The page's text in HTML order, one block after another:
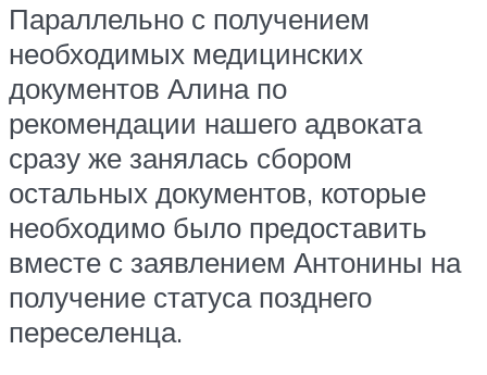
Параллельно с получением
необходимых медицинских
документов Алина по
рекомендации нашего адвоката
сразу же занялась сбором
остальных документов, которые
необходимо было предоставить
вместе с заявлением Антонины на
получение статуса позднего
переселенца.